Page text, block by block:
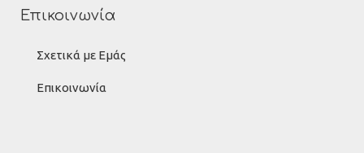
Επικοινωνία
Σχετικά με Εμάς
Επικοινωνία